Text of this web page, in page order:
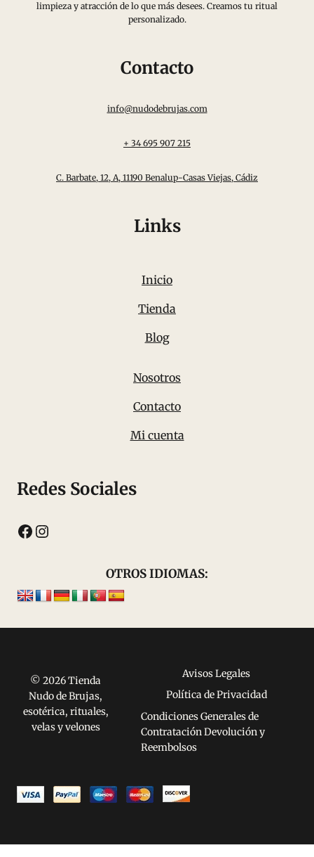
limpieza y atracción de lo que más desees. Creamos tu ritual
personalizado.
Contacto
info@nudodebrujas.com
+ 34 695 907 215
C. Barbate, 12, A, 11190 Benalup-Casas Viejas, Cádiz
Links
Inicio
Tienda
Blog
Nosotros
Contacto
Mi cuenta
Redes Sociales
Facebook
Instagram
OTROS IDIOMAS:
© 2026 Tienda
Nudo de Brujas,
esotérica, rituales,
velas y velones
Avisos Legales
Política de Privacidad
Condiciones Generales de
Contratación Devolución y
Reembolsos